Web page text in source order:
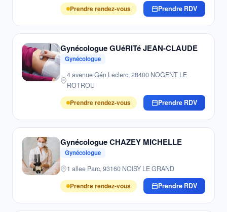
Prendre rendez-vous
Prendre RDV
Gynécologue GUéRITé JEAN-CLAUDE
Gynécologue
4 avenue Gén Leclerc, 28400 NOGENT LE
ROTROU
Prendre rendez-vous
Prendre RDV
Gynécologue CHAZEY MICHELLE
Gynécologue
1 allee Parc, 93160 NOISY LE GRAND
Prendre rendez-vous
Prendre RDV